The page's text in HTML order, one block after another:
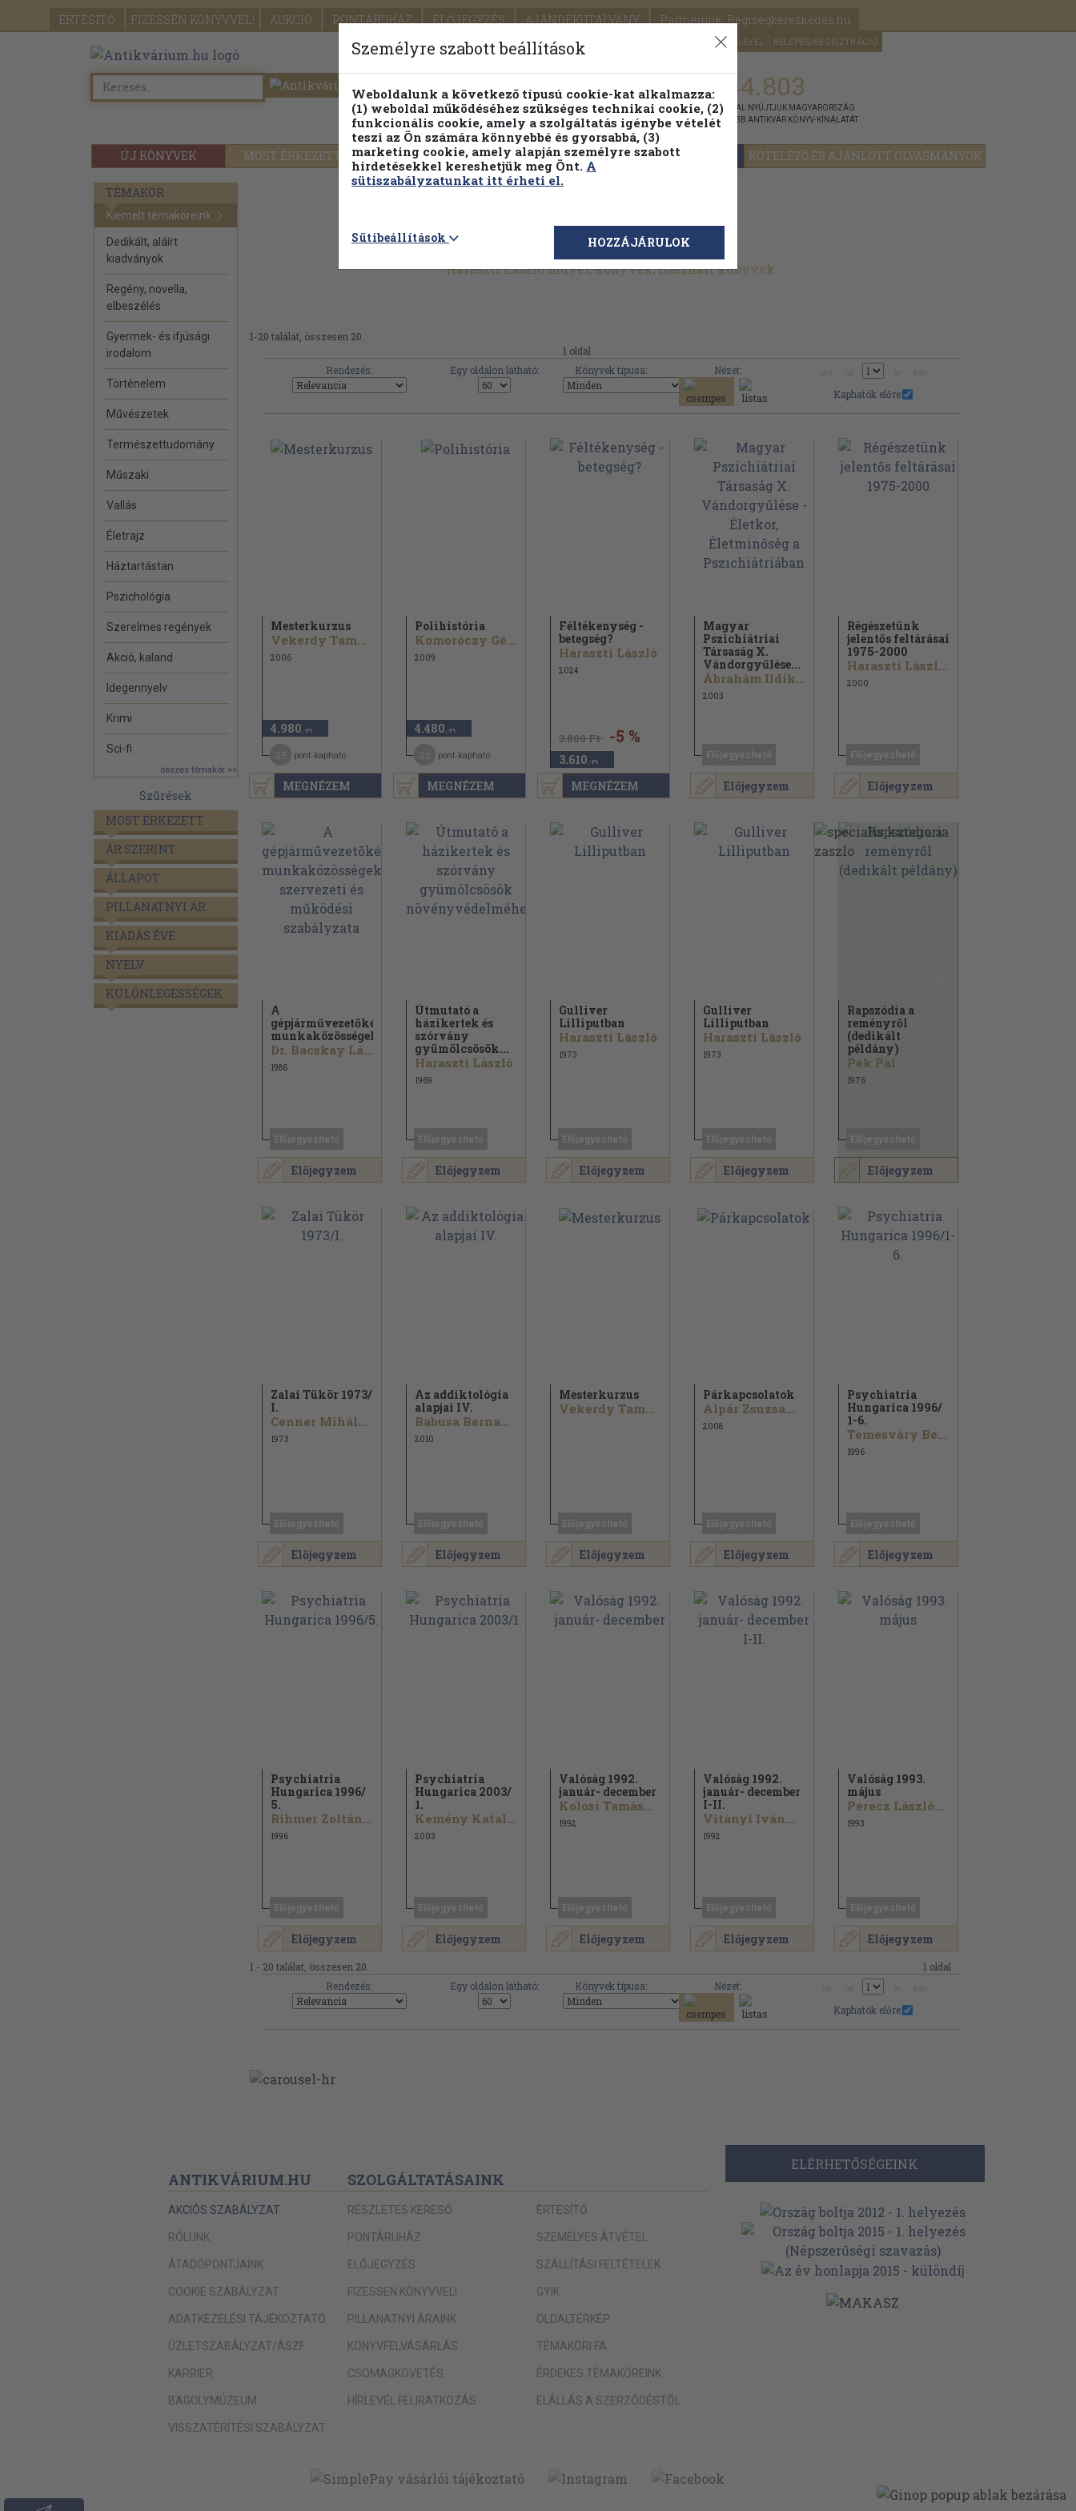
ÉRTESÍTŐ FIZESSEN KÖNYVVEL! AUKCIÓ PONTÁRUHÁZ ELŐJEGYZÉS AJÁNDÉKUTALVÁNY Partnerünk: Régiségkereskedés.hu
SEGÍTSÉG HÍRLEVÉL BELÉPÉS/REGISZTRÁCIÓ
ÚJ KÖNYVEK MOST ÉRKEZETT PILLANATNYI ÁRAINK FENNTARTHATÓ OLVASMÁNYOK KÖTELEZŐ ÉS AJÁNLOTT OLVASMÁNYOK
Részletes kereső Témaköri fa 1.144.803
KIADVÁNNYAL NYÚJTJUK MAGYARORSZÁG
LEGNAGYOBB ANTIKVÁR KÖNYV-KÍNÁLATÁT
TÉMAKÖR
Kiemelt témaköreink
Dedikált, aláírt
kiadványok
Regény, novella,
elbeszélés
Gyermek- és ifjúsági
irodalom
Történelem
Művészetek
Természettudomány
Műszaki
Vallás
Életrajz
Háztartástan
Pszichológia
Szerelmes regények
Akció, kaland
Idegennyelv
Krimi
Sci-fi
összes témakör >>
Szűrések
MOST ÉRKEZETT
ÁR SZERINT
ÁLLAPOT
PILLANATNYI ÁR
KIADÁS ÉVE
NYELV
KÜLÖNLEGESSÉGEK
Haraszti László művei, könyvek, használt könyvek
1-20 találat, összesen 20.
1 oldal
Rendezés:
Egy oldalon látható: Könyvek típusa:
Nézet:
Kaphatók előre:
MEGNÉZEM
Mesterkurzus
Vekerdy Tamás...
2006
4.980 ,-Ft
pont kapható
MEGNÉZEM
Polihistória
Komoróczy Géza...
2009
4.480 ,-Ft
pont kapható
MEGNÉZEM
Féltékenység -
betegség?
Haraszti László
2024
3.800 Ft -5 %
3.610 ,-Ft
Előjegyzem
Magyar
Pszichiátriai
Társaság X.
Vándorgyűlése...
Ábrahám Ildikó...
2003
Előjegyzem
Régészetünk
jelentős feltárásai
1975-2000
Haraszti László...
2000
Előjegyzem
A
gépjárművezetőképző
munkaközösségek...
Dr. Bacskay László
1986
Előjegyzem
Útmutató a
házikertek és
szórvány
gyümölcsösök...
Haraszti László
1969
Előjegyzem
Gulliver
Lilliputban
Haraszti László
1973
Előjegyzem
Gulliver
Lilliputban
Haraszti László
1973
Előjegyzem
Rapszódia a
reményről
(dedikált
példány)
Pék Pál
1976
Előjegyzem
Zalai Tükör 1973/
I.
Cenner Mihály...
1973
Előjegyzem
Az addiktológia
alapjai IV.
Babusa Bernadett...
2010
Előjegyzem
Mesterkurzus
Vekerdy Tamás...
Előjegyzem
Párkapcsolatok
Alpár Zsuzsa...
2008
Előjegyzem
Psychiatria
Hungarica 1996/
1-6.
Temesváry Beáta...
1996
Előjegyzem
Psychiatria
Hungarica 1996/
5.
Rihmer Zoltán...
1996
Előjegyzem
Psychiatria
Hungarica 2003/
1.
Kemény Katalin...
2003
Előjegyzem
Valóság 1992.
január- december
Kolosi Tamás...
1992
Előjegyzem
Valóság 1992.
január- december
I-II.
Vitányi Iván...
1992
Előjegyzem
Valóság 1993.
május
Perecz László...
1993
1 - 20 találat, összesen 20.
1 oldal
Rendezés:
Egy oldalon látható: Könyvek típusa:
Nézet:
Kaphatók előre:
ANTIKVÁRIUM.HU
AKCIÓS SZABÁLYZAT
RÓLUNK
ÁTADÓPONTJAINK
COOKIE SZABÁLYZAT
ADATKEZELÉSI TÁJÉKOZTATÓ
ÜZLETSZABÁLYZAT/ÁSZF
KARRIER
BAGOLYMÚZEUM
VISSZATÉRÍTÉSI SZABÁLYZAT
SZOLGÁLTATÁSAINK
RÉSZLETES KERESŐ
PONTÁRUHÁZ
ELŐJEGYZÉS
FIZESSEN KÖNYVVEL!
PILLANATNYI ÁRAINK
KÖNYVFELVÁSÁRLÁS
CSOMAGKÖVETÉS
HÍRLEVÉL FELIRATKOZÁS
ÉRTESÍTŐ
SZEMÉLYES ÁTVÉTEL
SZÁLLÍTÁSI FELTÉTELEK
GYIK
OLDALTÉRKÉP
TÉMAKÖRI FA
ÉRDEKES TÉMAKÖREINK
ELÁLLÁS A SZERZŐDÉSTŐL
ELÉRHETŐSÉGEINK
Személyre szabott beállítások
Weboldalunk a következő típusú cookie-kat alkalmazza:
(1) weboldal működéséhez szükséges technikai cookie, (2)
funkcionális cookie, amely a szolgáltatás igénybe vételét
teszi az Ön számára könnyebbé és gyorsabbá, (3)
marketing cookie, amely alapján személyre szabott
hirdetésekkel kereshetjük meg Önt. A
sütiszabályzatunkat itt érheti el.
Sütibeállítások HOZZÁJÁRULOK